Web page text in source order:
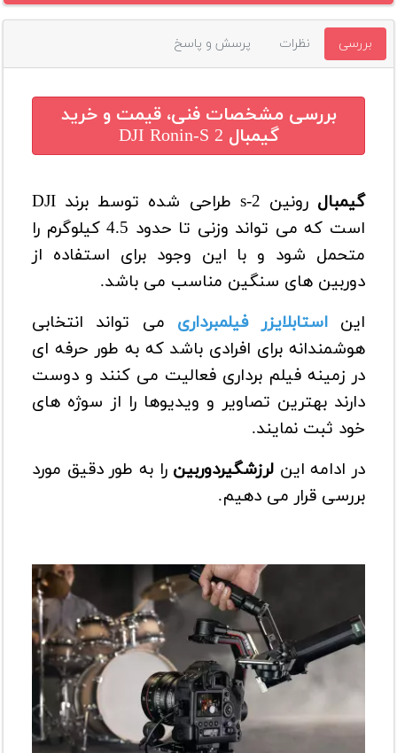
بررسی نظرات پرسش و پاسخ
بررسی مشخصات فنی، قیمت و خرید
گیمبال DJI Ronin-S 2
گیمبالرونین s-2
طراحی شده توسط برند DJI
است که می تواند وزنی تا حدود 4.5 کیلوگرم را
متحمل شود و با این وجود برای استفاده از
دوربین های سنگین مناسب می باشد.
ایناستابلایزر فیلمبرداری می تواند انتخابی
هوشمندانه برای افرادی باشد که به طور حرفه ای
در زمینه فیلم برداری فعالیت می کنند و دوست
دارند بهترین تصاویر و ویدیوها را از سوژه های
خود ثبت نمایند.
در ادامه این لرزشگیردوربین را به طور دقیق مورد
بررسی قرار می دهیم.